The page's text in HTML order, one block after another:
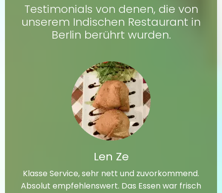
Testimonials von denen, die von
unserem Indischen Restaurant in
Berlin berührt wurden.
Len Ze
Klasse Service, sehr nett und zuvorkommend.
Absolut empfehlenswert. Das Essen war frisch